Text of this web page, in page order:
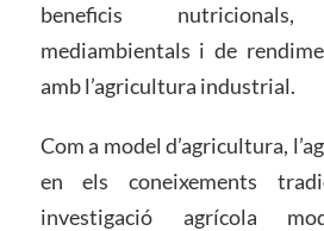
beneficis
mediambientals i de
amb l’agricultura industrial.
Com a model d’agricultura,
en els coneixements
investigació agrícola